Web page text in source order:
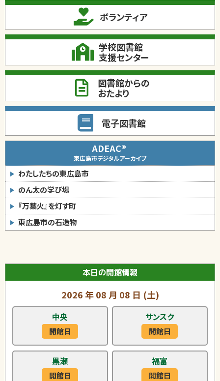
ボランティア
学校図書館
支援センター
図書館からの
おたより
電子図書館
ADEAC®
東広島市デジタルアーカイブ
わたしたちの東広島市
のん太の学び場
『万葉火』を灯す町
東広島市の石造物
本日の開館情報
2026 年08 月 08 日 (土)
中央
開館日
サンスク
開館日
黒瀬
開館日
福富
開館日